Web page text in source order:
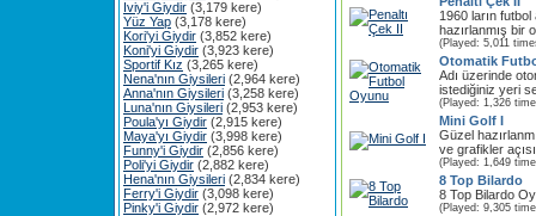
Iviy'i Giydir (3,179 kere)
Yüz Yap (3,178 kere)
Kori'yi Giydir (3,852 kere)
Koni'yi Giydir (3,923 kere)
Sportif Kız (3,265 kere)
Nena'nın Giysileri (2,964 kere)
Anna'nın Giysileri (3,258 kere)
Luna'nın Giysileri (2,953 kere)
Poula'yı Giydir (2,915 kere)
Maya'yı Giydir (3,998 kere)
Funny'i Giydir (2,856 kere)
Poli'yi Giydir (2,882 kere)
Hena'nın Giysileri (2,834 kere)
Ferry'i Giydir (3,098 kere)
Pinky'i Giydir (2,972 kere)
1960 ların
hazırlanmış bir
(Played: 5,011
Otomatik
Adı üzerinde
istediğiniz yeri
(Played: 1,326
Mini Golf I
Güzel
ve grafikler
(Played: 1,649
8 Top Bilardo
8 Top Bilardo
(Played: 9,305